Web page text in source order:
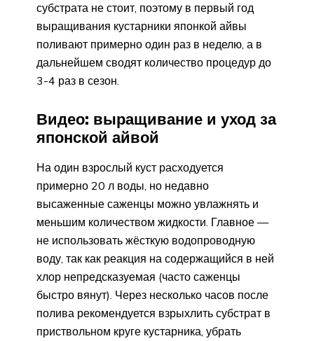
субстрата не стоит, поэтому в первый год
выращивания кустарники японкой айвы
поливают примерно один раз в неделю, а в
дальнейшем сводят количество процедур до
3-4 раз в сезон.
Видео: выращивание и уход за
японской айвой
На один взрослый куст расходуется
примерно 20 л воды, но недавно
высаженные саженцы можно увлажнять и
меньшим количеством жидкости. Главное —
не использовать жёсткую водопроводную
воду, так как реакция на содержащийся в ней
хлор непредсказуемая (часто саженцы
быстро вянут). Через несколько часов после
полива рекомендуется взрыхлить субстрат в
приствольном круге кустарника, убрать